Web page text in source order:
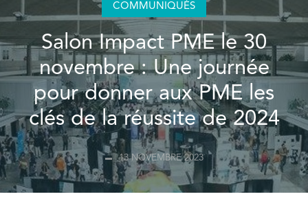
COMMUNIQUÉS
Salon Impact PME le 30
novembre : Une journée
pour donner aux PME les
clés de la réussite de 2024
13 NOVEMBRE 2023